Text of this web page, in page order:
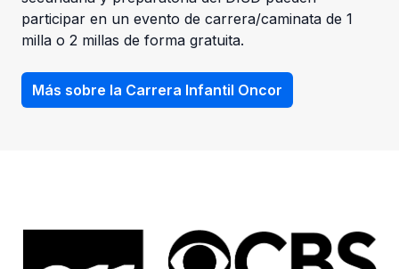
participar en un evento de carrera/caminata de 1
milla o 2 millas de forma gratuita.
Más sobre la Carrera Infantil Oncor